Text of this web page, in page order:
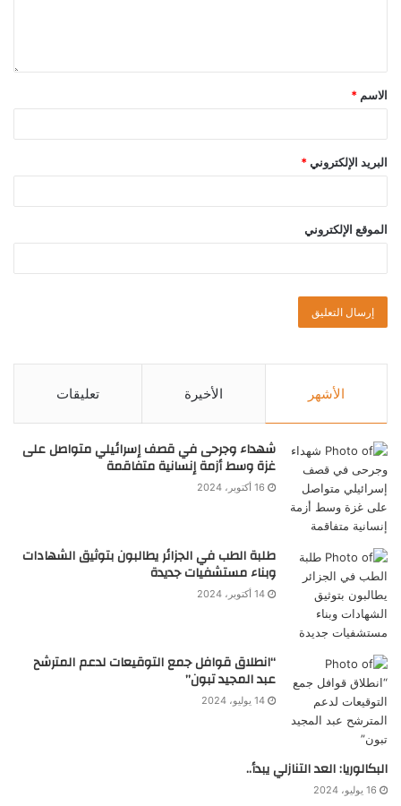
الاسم *
البريد الإلكتروني *
الموقع الإلكتروني
الأشهر الأخيرة تعليقات
شهداء وجرحى في قصف إسرائيلي متواصل على
غزة وسط أزمة إنسانية متفاقمة
16 أكتوبر، 2024
طلبة الطب في الجزائر يطالبون بتوثيق الشهادات
وبناء مستشفيات جديدة
14 أكتوبر، 2024
“انطلاق قوافل جمع التوقيعات لدعم المترشح
عبد المجيد تبون”
14 يوليو، 2024
البكالوريا: العد التنازلي يبدأ..
16 يوليو، 2024